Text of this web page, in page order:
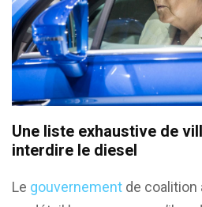
Une liste exhaustive de
interdire le diesel
Le gouvernement de coalition